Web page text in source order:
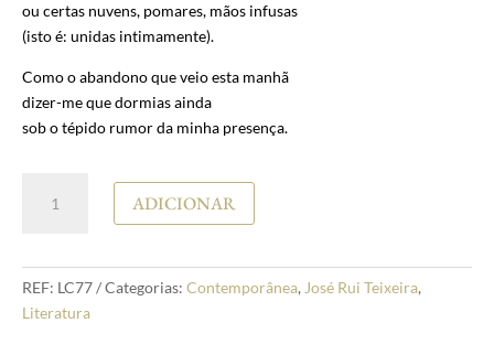
ou certas nuvens, pomares, mãos infusas
(isto é: unidas intimamente).
Como o abandono que veio esta manhã
dizer-me que dormias ainda
sob o tépido rumor da minha presença.
Teixeira
Luto
ADICIONAR
REF: LC77 Categorias: Contemporânea, José Rui Teixeira,
Literatura